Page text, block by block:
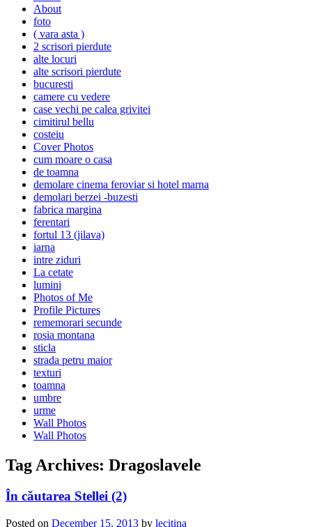
About
foto
( vara asta )
2 scrisori pierdute
alte locuri
alte scrisori pierdute
bucuresti
camere cu vedere
case vechi pe calea grivitei
cimitirul bellu
costeiu
Cover Photos
cum moare o casa
de toamna
demolare cinema feroviar si hotel marna
demolari berzei -buzesti
fabrica margina
ferentari
fortul 13 (jilava)
iarna
intre ziduri
La cetate
lumini
Photos of Me
Profile Pictures
rememorari secunde
rosia montana
sticla
strada petru maior
texturi
toamna
umbre
urme
Wall Photos
Wall Photos
Tag Archives: Dragoslavele
În căutarea Stellei (2)
Posted on December 15, 2013 by lecitina